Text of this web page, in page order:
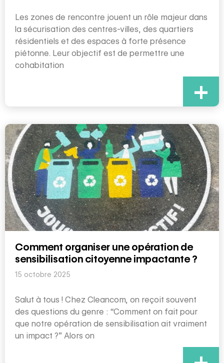
Les zones de rencontre jouent un rôle majeur dans
la sécurisation des centres-villes, des quartiers
résidentiels et des espaces à forte présence
piétonne. Leur objectif est de permettre une
cohabitation
+
Comment organiser une opération de
sensibilisation citoyenne impactante ?
15 octobre 2025
Salut à tous ! Chez Cleancom, on reçoit souvent
des questions du genre : “Comment on fait pour
que notre opération de sensibilisation ait vraiment
un impact ?” Alors on